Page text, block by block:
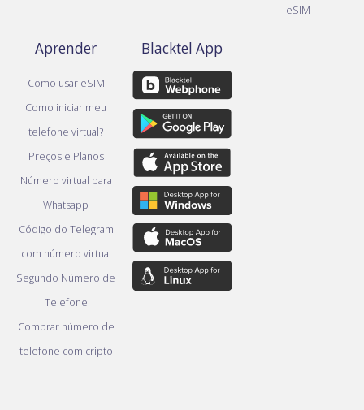
eSIM
Aprender
Como usar eSIM
Como iniciar meu
telefone virtual?
Preços e Planos
Número virtual para
Whatsapp
Código do Telegram
com número virtual
Segundo Número de
Telefone
Comprar número de
telefone com cripto
Blacktel App